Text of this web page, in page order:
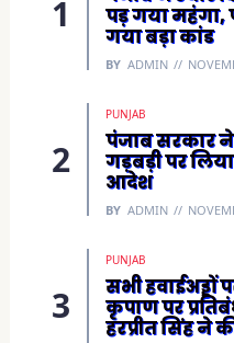
w
पड़ गया महंगा,
गया बड़ा कांड
BY ADMIN
PUNJAB
पंजाब सरकार
गड़बड़ी पर
आदेश
BY ADMIN
PUNJAB
सभी हवाईअड्डों
कृपाण पर
हरप्रीत सिंह ने